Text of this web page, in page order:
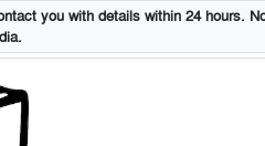
you with details within 24 hours.